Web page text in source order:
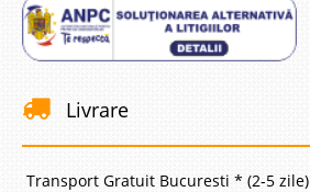
Livrare
Transport Gratuit Bucuresti * (2-5 zile)